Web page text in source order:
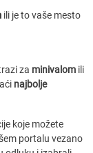
ili je to vaše mesto
za minivalom ili
najbolje
koje možete
portalu vezano